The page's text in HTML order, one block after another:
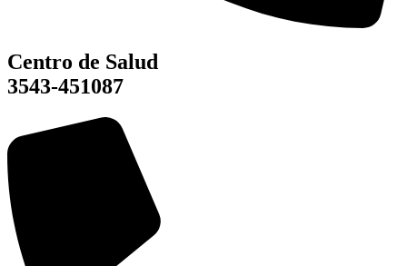
Centro de Salud
3543-451087